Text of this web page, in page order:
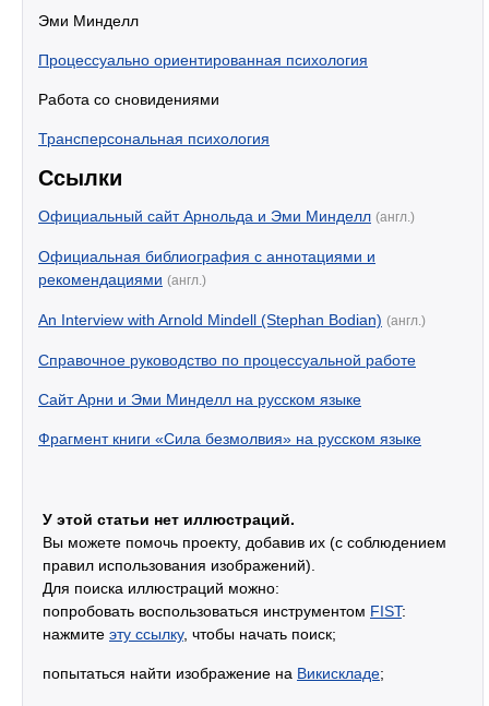
Эми Минделл
Процессуально ориентированная психология
Работа со сновидениями
Трансперсональная психология
Ссылки
Официальный сайт Арнольда и Эми Минделл (англ.)
Официальная библиография с аннотациями и
рекомендациями (англ.)
An Interview with Arnold Mindell (Stephan Bodian) (англ.)
Справочное руководство по процессуальной работе
Сайт Арни и Эми Минделл на русском языке
Фрагмент книги «Сила безмолвия» на русском языке
У этой статьи нет иллюстраций.
Вы можете помочь проекту, добавив их (с соблюдением
правил использования изображений).
Для поиска иллюстраций можно:
попробовать воспользоваться инструментом FIST:
нажмите эту ссылку, чтобы начать поиск;
попытаться найти изображение на Викискладе;